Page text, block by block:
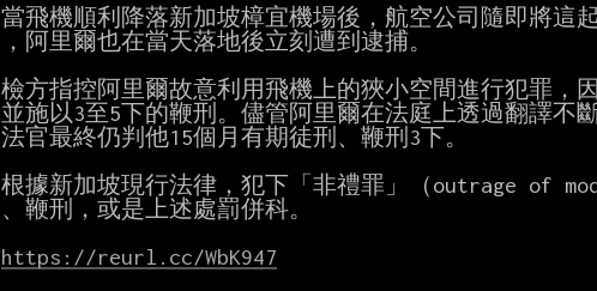
當飛機順利降落新加坡樟宜機場後，航空公司隨即將這
，阿里爾也在當天落地後立刻遭到逮捕。
檢方指控阿里爾故意利用飛機上的狹小空間進行犯罪，
並施以3至5下的鞭刑。儘管阿里爾在法庭上透過翻譯不
法官最終仍判他15個月有期徒刑、鞭刑3下。
根據新加坡現行法律，犯下「非禮罪」（outrage of
、鞭刑，或是上述處罰併科。
https://reurl.cc/WbK947